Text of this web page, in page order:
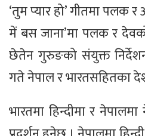
‘तुम प्यार हो’ गीतमा पलक
में बस जाना’मा पलक र
छेतेन गुरुङको संयुक्त
गते नेपाल र भारतसहितका
भारतमा हिन्दीमा र